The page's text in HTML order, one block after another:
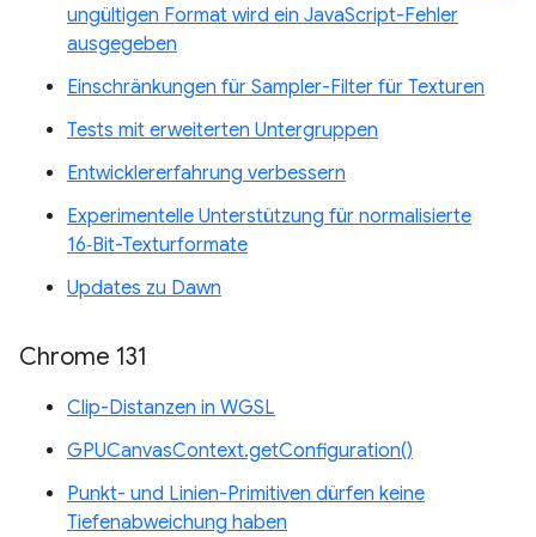
ungültigen Format wird ein JavaScript-Fehler
ausgegeben
Einschränkungen für Sampler-Filter für Texturen
Tests mit erweiterten Untergruppen
Entwicklererfahrung verbessern
Experimentelle Unterstützung für normalisierte
16‑Bit-Texturformate
Updates zu Dawn
Chrome 131
Clip-Distanzen in WGSL
GPUCanvasContext.getConfiguration()
Punkt- und Linien-Primitiven dürfen keine
Tiefenabweichung haben